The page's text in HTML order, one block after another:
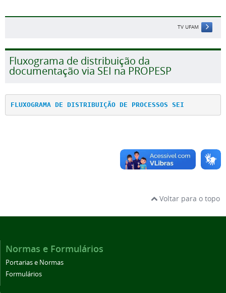
TV UFAM
Fluxograma de distribuição da
documentação via SEI na PROPESP
FLUXOGRAMA DE DISTRIBUIÇÃO DE PROCESSOS SEI
Voltar para o topo
Normas e Formulários
Portarias e Normas
Formulários